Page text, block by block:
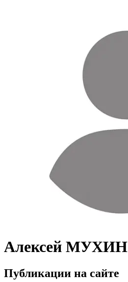
Алексей МУХИН
Публикации на сайте